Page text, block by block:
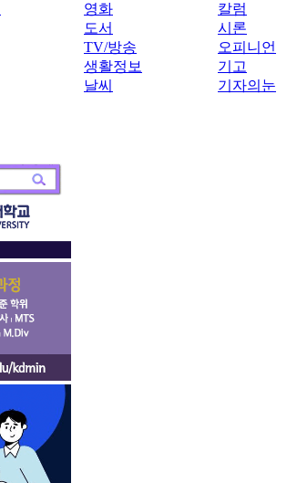
영화
도서
TV/방송
생활정보
날씨
칼럼
시론
오피니언
기고
기자의눈